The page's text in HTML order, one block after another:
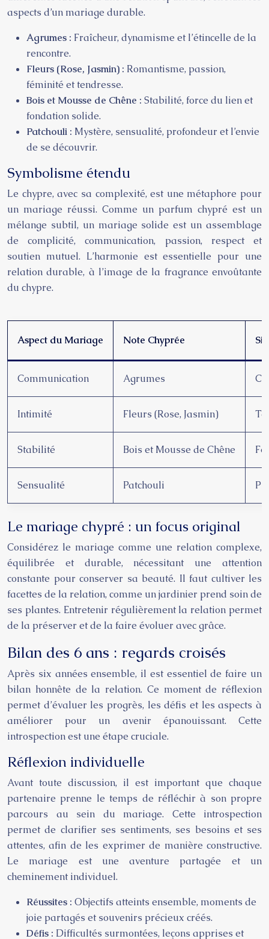
aspects d’un mariage durable.
Agrumes : Fraîcheur, dynamisme et l’étincelle de la
rencontre.
Fleurs (Rose, Jasmin) : Romantisme, passion,
féminité et tendresse.
Bois et Mousse de Chêne : Stabilité, force du lien et
fondation solide.
Patchouli : Mystère, sensualité, profondeur et l’envie
de se découvrir.
Symbolisme étendu
Le chypre, avec sa complexité, est une métaphore pour
un mariage réussi. Comme un parfum chypré est un
mélange subtil, un mariage solide est un assemblage
de complicité, communication, passion, respect et
soutien mutuel. L’harmonie est essentielle pour une
relation durable, à l’image de la fragrance envoûtante
du chypre.
Aspect du Mariage Note Chyprée
Communication Agrumes
Intimité Fleurs (Rose, Jasmin)
Stabilité Bois et Mousse de Chêne
Sensualité Patchouli
Le mariage chypré : un focus original
Considérez le mariage comme une relation complexe,
équilibrée et durable, nécessitant une attention
constante pour conserver sa beauté. Il faut cultiver les
facettes de la relation, comme un jardinier prend soin de
ses plantes. Entretenir régulièrement la relation permet
de la préserver et de la faire évoluer avec grâce.
Bilan des 6 ans : regards croisés
Après six années ensemble, il est essentiel de faire un
bilan honnête de la relation. Ce moment de réflexion
permet d’évaluer les progrès, les défis et les aspects à
améliorer pour un avenir épanouissant. Cette
introspection est une étape cruciale.
Réflexion individuelle
Avant toute discussion, il est important que chaque
partenaire prenne le temps de réfléchir à son propre
parcours au sein du mariage. Cette introspection
permet de clarifier ses sentiments, ses besoins et ses
attentes, afin de les exprimer de manière constructive.
Le mariage est une aventure partagée et un
cheminement individuel.
Réussites : Objectifs atteints ensemble, moments de
joie partagés et souvenirs précieux créés.
Défis : Difficultés surmontées, leçons apprises et